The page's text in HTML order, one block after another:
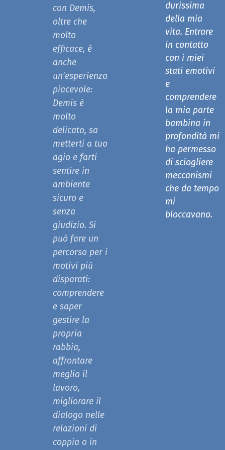
con Demis,
oltre che
molto
efficace, è
anche
un'esperienza
piacevole:
Demis è
molto
delicato, sa
metterti a tuo
agio e farti
sentire in
ambiente
sicuro e
senza
giudizio. Si
può fare un
percorso per i
motivi più
disparati:
comprendere
e saper
gestire la
propria
rabbia,
affrontare
meglio il
lavoro,
migliorare il
dialogo nelle
relazioni di
coppia o in
durissima
della mia
vita. Entrare
in contatto
con i miei
stati emotivi
e
comprendere
la mia parte
bambina in
profondità mi
ha permesso
di sciogliere
meccanismi
che da tempo
mi
bloccavano.